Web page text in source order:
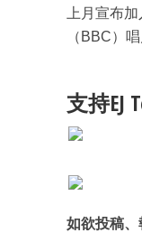
上月宣布加
（BBC）
支持EJ
如欲投稿